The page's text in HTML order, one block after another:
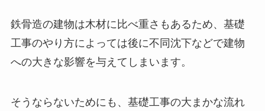
鉄骨造の建物は木材に比べ重さもあるため、基礎
工事のやり方によっては後に不同沈下などで建物
への大きな影響を与えてしまいます。
そうならないためにも、基礎工事の大まかな流れ